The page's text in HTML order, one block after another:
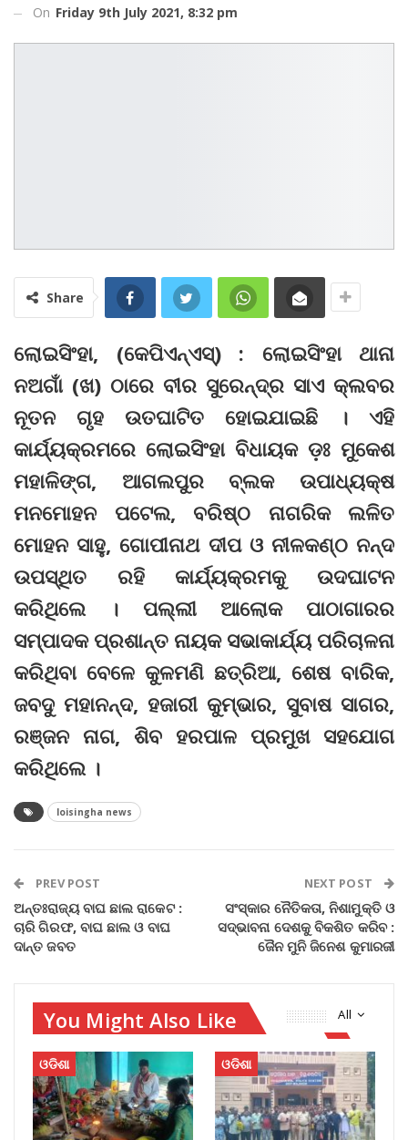
On Friday 9th July 2021, 8:32 pm
Share
ଲୋଇସିଂହା, (କେପିଏନ୍‌ଏସ୍‌) : ଲୋଇସିଂହା ଥାନା
ନଅଗାଁ (ଖ) ଠାରେ ବୀର ସୁରେନ୍ଦ୍ର ସାଏ କ୍ଲବର
ନୂତନ ଗୃହ ଉତଘାଟିତ ହୋଇଯାଇଛି । ଏହି
କାର୍ଯ୍ୟକ୍ରମରେ ଲୋଇସିଂହା ବିଧାୟକ ଡ଼ଃ ମୁକେଶ
ମହାଳିଙ୍ଗ, ଆଗଲପୁର ବ୍ଲକ ଉପାଧ୍ୟକ୍ଷ
ମନମୋହନ ପଟେଲ, ବରିଷ୍ଠ ନାଗରିକ ଲଳିତ
ମୋହନ ସାହୁ, ଗୋପୀନାଥ ଦୀପ ଓ ନୀଳକଣ୍ଠ ନନ୍ଦ
ଉପସ୍ଥିତ ରହି କାର୍ଯ୍ୟକ୍ରମକୁ ଉଦଘାଟନ
କରିଥିଲେ । ପଲ୍ଲୀ ଆଲୋକ ପାଠାଗାରର
ସମ୍ପାଦକ ପ୍ରଶାନ୍ତ ନାୟକ ସଭାକାର୍ଯ୍ୟ ପରିଚାଳନା
କରିଥିବା ବେଳେ କୁଳମଣି ଛତ୍ରିଆ, ଶେଷ ବାରିକ,
ଜବଦୁ ମହାନନ୍ଦ, ହଜାରୀ କୁମ୍ଭାର, ସୁବାଷ ସାଗର,
ରଞ୍ଜନ ନାଗ, ଶିବ ହରପାଳ ପ୍ରମୁଖ ସହଯୋଗ
କରିଥିଲେ ।
loisingha news
PREV POST
ଅନ୍ତଃରାଜ୍ୟ ବାଘ ଛାଲ ରାକେଟ :
ଚାରି ଗିରଫ, ବାଘ ଛାଲ ଓ ବାଘ
ଦାନ୍ତ ଜବତ
NEXT POST
ସଂସ୍କାର ନୈତିକତା, ନିଶାମୁକ୍ତି ଓ
ସଦ୍‌ଭାବନା ଦେଶକୁ ବିକଶିତ କରିବ :
ଜୈନ ମୁନି ଜିନେଶ କୁମାରଜୀ
All
You Might Also Like
ଓଡିଶା ଓଡିଶା